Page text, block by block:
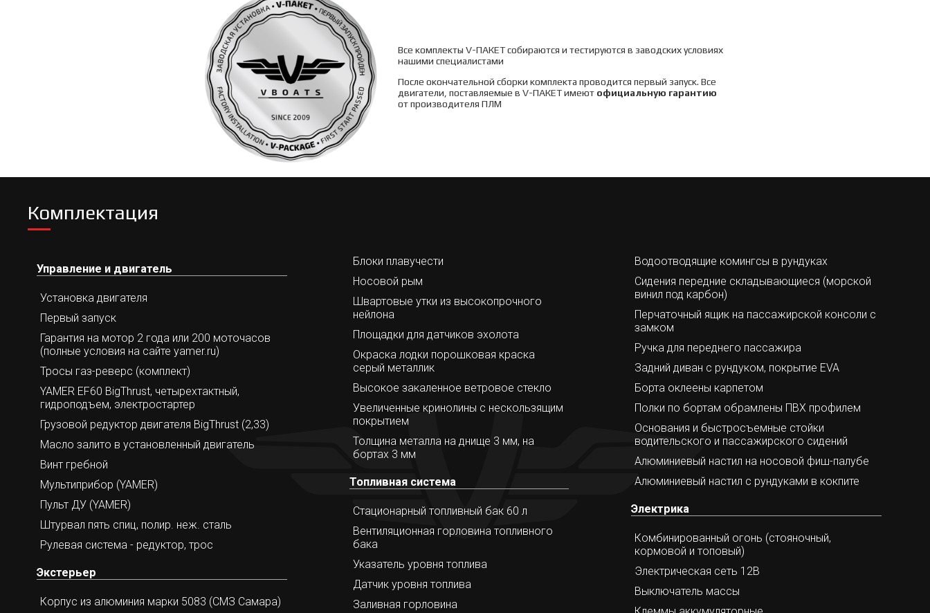
Все комплекты V-ПАКЕТ собираются и тестируются в заводских условиях
нашими специалистами
После окончательной сборки комплекта проводится первый запуск. Все
двигатели, поставляемые в V-ПАКЕТ имеют официальную гарантию
от производителя ПЛМ
Комплектация
Управление и двигатель
Установка двигателя
Первый запуск
Гарантия на мотор 2 года или 200 моточасов
(полные условия на сайте yamer.ru)
Тросы газ-реверс (комплект)
YAMER EF60 BigThrust, четырехтактный,
гидроподъем, электростартер
Грузовой редуктор двигателя BigThrust (2,33)
Масло залито в установленный двигатель
Винт гребной
Мультиприбор (YAMER)
Пульт ДУ (YAMER)
Штурвал пять спиц, полир. неж. сталь
Рулевая система - редуктор, трос
Экстерьер
Корпус из алюминия марки 5083 (СМЗ Самара)
Блоки плавучести
Носовой рым
Швартовые утки из высокопрочного
нейлона
Площадки для датчиков эхолота
Окраска лодки порошковая краска
серый металлик
Высокое закаленное ветровое стекло
Увеличенные кринолины с нескользящим
покрытием
Толщина металла на днище 3 мм, на
бортах 3 мм
Топливная система
Стационарный топливный бак 60 л
Вентиляционная горловина топливного
бака
Указатель уровня топлива
Датчик уровня топлива
Заливная горловина
Водоотводящие комингсы в рундуках
Сидения передние складывающиеся (морской
винил под карбон)
Перчаточный ящик на пассажирской консоли с
замком
Ручка для переднего пассажира
Задний диван с рундуком, покрытие EVA
Борта оклеены карпетом
Полки по бортам обрамлены ПВХ профилем
Основания и быстросъемные стойки
водительского и пассажирского сидений
Алюминиевый настил на носовой фиш-палубе
Алюминиевый настил с рундуками в кокпите
Электрика
Комбинированный огонь (стояночный,
кормовой и топовый)
Электрическая сеть 12В
Выключатель массы